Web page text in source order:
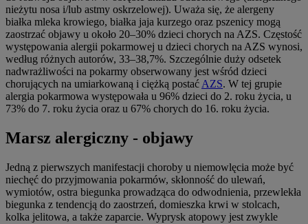
nieżytu nosa i/lub astmy oskrzelowej). Uważa się, że alergeny
białka mleka krowiego, białka jaja kurzego oraz pszenicy mogą
zaostrzać objawy u około 20–30% dzieci chorych na AZS. Częstość
występowania alergii pokarmowej u dzieci chorych na AZS wynosi,
według różnych autorów, 33–38,7%. Szczególnie duży odsetek
nadwrażliwości na pokarmy obserwowany jest wśród dzieci
chorujących na umiarkowaną i ciężką postać AZS. W tej grupie
alergia pokarmowa występowała u 96% dzieci do 2. roku życia, u
73% do 7. roku życia oraz u 67% chorych do 16. roku życia.
Marsz alergiczny - objawy
Jedną z pierwszych manifestacji choroby u niemowlęcia może być
niechęć do przyjmowania pokarmów, skłonność do ulewań,
wymiotów, ostra biegunka prowadząca do odwodnienia, przewlekła
biegunka z tendencją do zaostrzeń, domieszka krwi w stolcach,
kolka jelitowa, a także zaparcie. Wyprysk atopowy jest zwykle